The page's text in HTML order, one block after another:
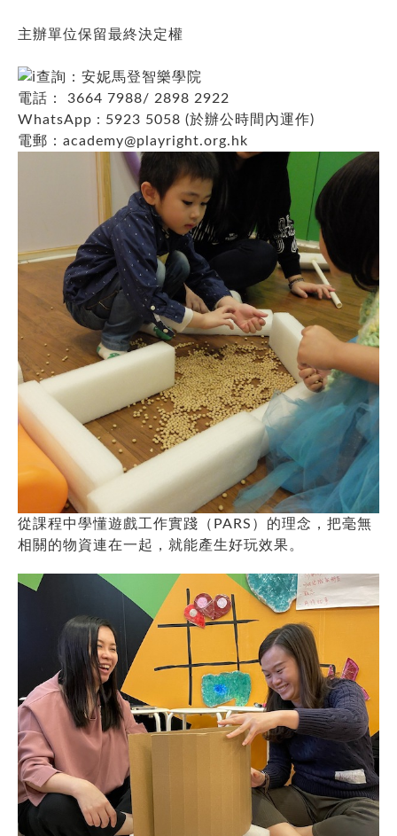
主辦單位保留最終決定權
查詢：安妮馬登智樂學院
電話： 3664 7988/ 2898 2922
WhatsApp : 5923 5058 (於辦公時間內運作)
電郵： academy@playright.org.hk
從課程中學懂遊戲工作實踐（PARS）的理念，把毫無
相關的物資連在一起，就能產生好玩效果。